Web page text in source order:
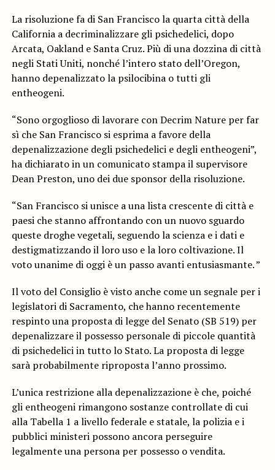
La risoluzione fa di San Francisco la quarta città della
California a decriminalizzare gli psichedelici, dopo
Arcata, Oakland e Santa Cruz. Più di una dozzina di città
negli Stati Uniti, nonché l’intero stato dell’Oregon,
hanno depenalizzato la psilocibina o tutti gli
entheogeni.
“Sono orgoglioso di lavorare con Decrim Nature per far
sì che San Francisco si esprima a favore della
depenalizzazione degli psichedelici e degli entheogeni”,
ha dichiarato in un comunicato stampa il supervisore
Dean Preston, uno dei due sponsor della risoluzione.
“San Francisco si unisce a una lista crescente di città e
paesi che stanno affrontando con un nuovo sguardo
queste droghe vegetali, seguendo la scienza e i dati e
destigmatizzando il loro uso e la loro coltivazione. Il
voto unanime di oggi è un passo avanti entusiasmante. ”
Il voto del Consiglio è visto anche come un segnale per i
legislatori di Sacramento, che hanno recentemente
respinto una proposta di legge del Senato (SB 519) per
depenalizzare il possesso personale di piccole quantità
di psichedelici in tutto lo Stato. La proposta di legge
sarà probabilmente riproposta l’anno prossimo.
L’unica restrizione alla depenalizzazione è che, poiché
gli entheogeni rimangono sostanze controllate di cui
alla Tabella 1 a livello federale e statale, la polizia e i
pubblici ministeri possono ancora perseguire
legalmente una persona per possesso o vendita.